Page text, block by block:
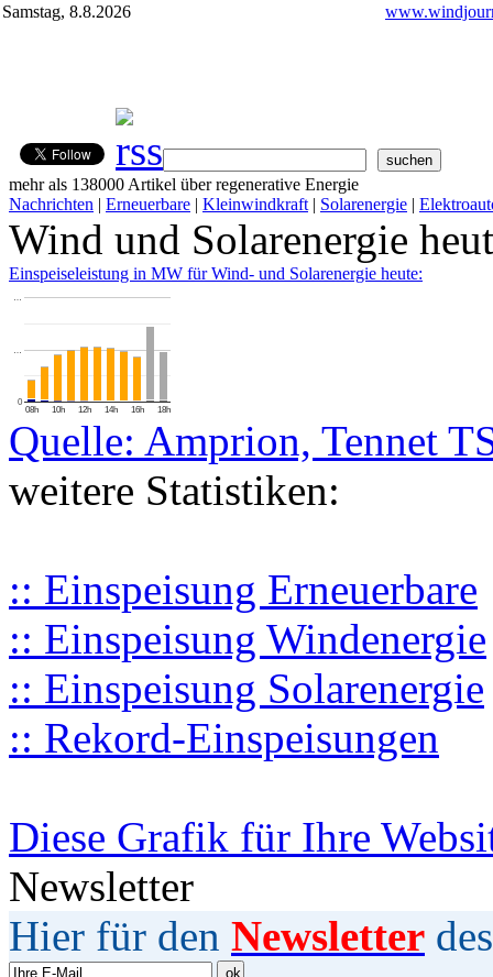
Samstag, 8.8.2026
mehr als 138000 Artikel über regenerative Energie
Nachrichten | Erneuerbare | Kleinwindkraft | Solarenergie |
Wind und Solarenergie
Einspeiseleistung in MW für Wind- und Solarenergie heute:
08h 10h 12h 14h 16h 18h
0
…
…
Quelle: Amprion, Tennet
weitere Statistiken:
:: Einspeisung Erneuerbare
:: Einspeisung Windenergie
:: Einspeisung Solarenergie
:: Rekord-Einspeisungen
Diese Grafik für Ihre
Newsletter
Hier für den Newsletter